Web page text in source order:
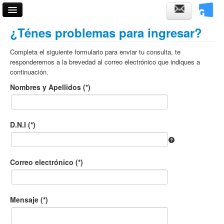
Acceso
Fechas de examen
Horarios de cursadas
Validador de certificados
Ayuda
¿Ténes problemas para ingresar?
Completa el siguiente formulario para enviar tu consulta, te
responderemos a la brevedad al correo electrónico que indiques a
continuación.
Nombres y Apellidos (*)
D.N.I (*)
Correo electrónico (*)
Mensaje (*)